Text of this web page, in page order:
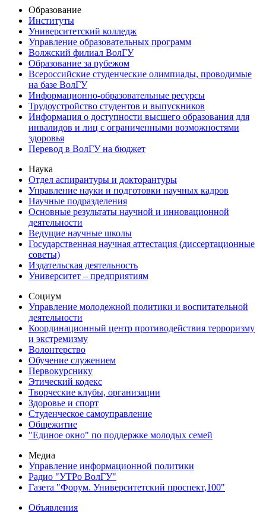
Образование
Институты
Университетский колледж
Управление образовательных программ
Волжский филиал ВолГУ
Образование за рубежом
Всероссийские студенческие олимпиады, проводимые
на базе ВолГУ
Информационно-образовательные ресурсы
Трудоустройство студентов и выпускников
Информация о доступности высшего образования для
инвалидов и лиц с ограниченными возможностями
здоровья
Перевод в ВолГУ на бюджет
Наука
Отдел аспирантуры и докторантуры
Управление науки и подготовки научных кадров
Научные подразделения
Основные результаты научной и инновационной
деятельности
Ведущие научные школы
Государственная научная аттестация (диссертационные
советы)
Издательская деятельность
Университет – предприятиям
Социум
Управление молодежной политики и воспитательной
деятельности
Координационный центр противодействия терроризму
и экстремизму
Волонтерство
Обучение служением
Первокурснику
Этический кодекс
Творческие клубы, организации
Здоровье и спорт
Студенческое самоуправление
Общежитие
"Единое окно" по поддержке молодых семей
Медиа
Управление информационной политики
Радио "УТРо ВолГУ"
Газета "Форум. Университетский проспект,100"
Объявления